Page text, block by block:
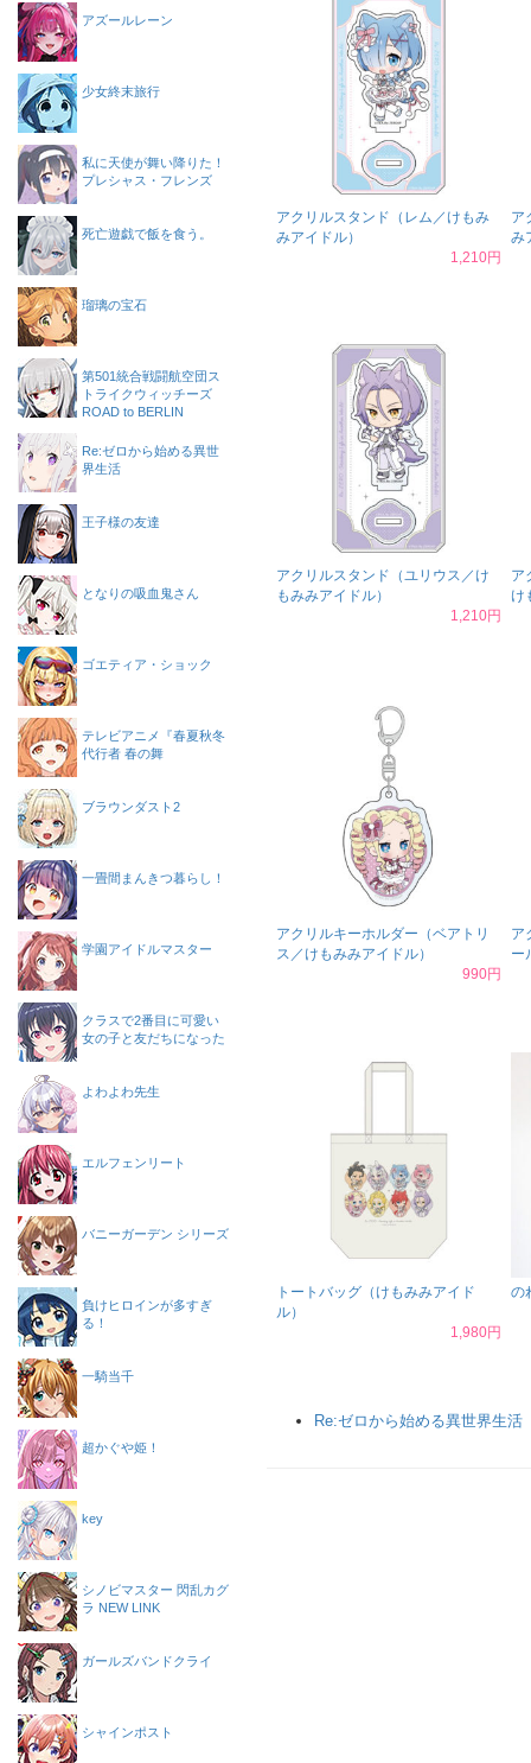
アクリルスタンド（レム／けもみ
みアイドル）
1,210円
ア
み
アクリルスタンド（ユリウス／け
もみみアイドル）
1,210円
ア
け
アクリルキーホルダー（ベアトリ
ス／けもみみアイドル）
990円
ア
ー
トートバッグ（けもみみアイド
ル）
1,980円
の
Re:ゼロから始める異世界生活
アズールレーン
少女終末旅行
私に天使が舞い降りた！
プレシャス・フレンズ
死亡遊戯で飯を食う。
瑠璃の宝石
第501統合戦闘航空団ス
トライクウィッチーズ
ROAD to BERLIN
Re:ゼロから始める異世
界生活
王子様の友達
となりの吸血鬼さん
ゴエティア・ショック
テレビアニメ『春夏秋冬
代行者 春の舞
ブラウンダスト2
一畳間まんきつ暮らし！
学園アイドルマスター
クラスで2番目に可愛い
女の子と友だちになった
よわよわ先生
エルフェンリート
バニーガーデン シリーズ
負けヒロインが多すぎ
る！
一騎当千
超かぐや姫！
key
シノビマスター 閃乱カグ
ラ NEW LINK
ガールズバンドクライ
シャインポスト